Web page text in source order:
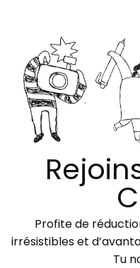
Profite de
irrésistibles et
Tu